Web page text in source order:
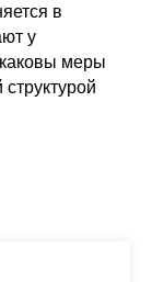
в
у
меры